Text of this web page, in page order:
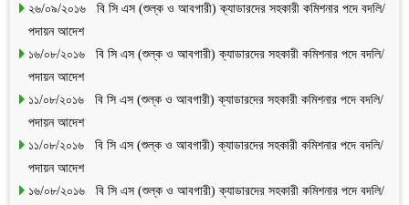
২৬/০৯/২০১৬ বি সি এস (শুল্ক ও আবগারী) ক্যাডারদের সহকারী কমিশনার পদে বদলি/
পদায়ন আদেশ
১৬/০৮/২০১৬ বি সি এস (শুল্ক ও আবগারী) ক্যাডারদের সহকারী কমিশনার পদে বদলি/
পদায়ন আদেশ
১১/০৮/২০১৬ বি সি এস (শুল্ক ও আবগারী) ক্যাডারদের সহকারী কমিশনার পদে বদলি/
পদায়ন আদেশ
১১/০৮/২০১৬ বি সি এস (শুল্ক ও আবগারী) ক্যাডারদের সহকারী কমিশনার পদে বদলি/
পদায়ন আদেশ
১৬/০৮/২০১৬ বি সি এস (শুল্ক ও আবগারী) ক্যাডারদের সহকারী কমিশনার পদে বদলি/